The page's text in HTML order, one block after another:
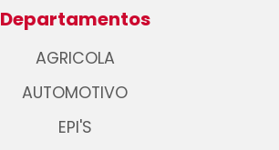
Departamentos
AGRICOLA
AUTOMOTIVO
EPI'S